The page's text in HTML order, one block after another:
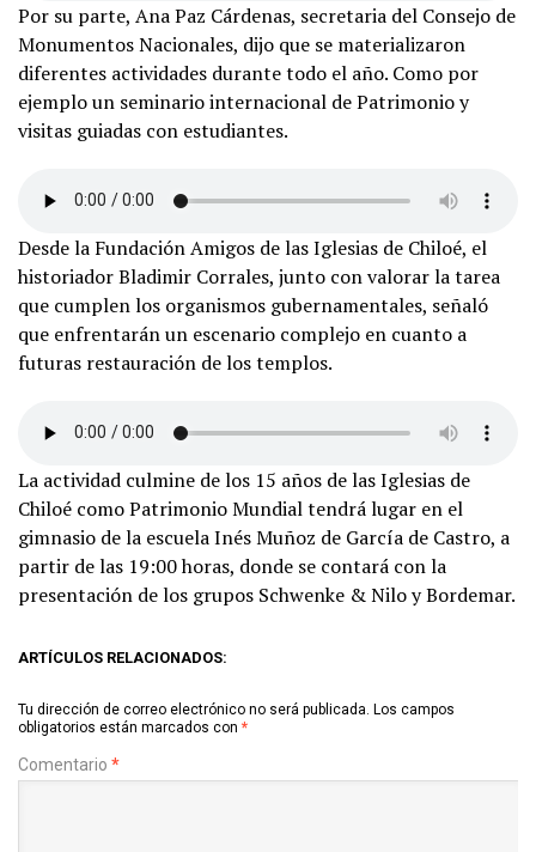
Por su parte, Ana Paz Cárdenas, secretaria del Consejo de
Monumentos Nacionales, dijo que se materializaron
diferentes actividades durante todo el año. Como por
ejemplo un seminario internacional de Patrimonio y
visitas guiadas con estudiantes.
Desde la Fundación Amigos de las Iglesias de Chiloé, el
historiador Bladimir Corrales, junto con valorar la tarea
que cumplen los organismos gubernamentales, señaló
que enfrentarán un escenario complejo en cuanto a
futuras restauración de los templos.
La actividad culmine de los 15 años de las Iglesias de
Chiloé como Patrimonio Mundial tendrá lugar en el
gimnasio de la escuela Inés Muñoz de García de Castro, a
partir de las 19:00 horas, donde se contará con la
presentación de los grupos Schwenke & Nilo y Bordemar.
ARTÍCULOS RELACIONADOS:
Tu dirección de correo electrónico no será publicada. Los campos
obligatorios están marcados con *
Comentario *